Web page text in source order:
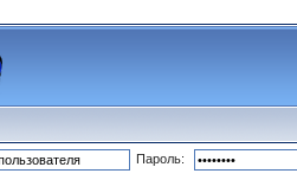
Пароль: